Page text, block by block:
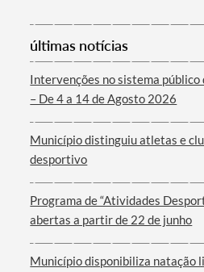
Filtros
últimas notícias
Intervenções no sistema público
– De 4 a 14 de Agosto 2026
Município distinguiu atletas e
desportivo
Programa de “Atividades
abertas a partir de 22 de junho
Município disponibiliza natação